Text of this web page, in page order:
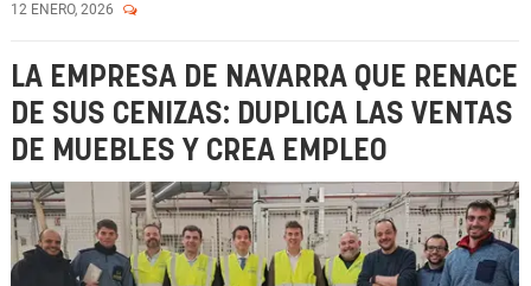
12 ENERO, 2026
LA EMPRESA DE NAVARRA QUE RENACE
DE SUS CENIZAS: DUPLICA LAS VENTAS
DE MUEBLES Y CREA EMPLEO